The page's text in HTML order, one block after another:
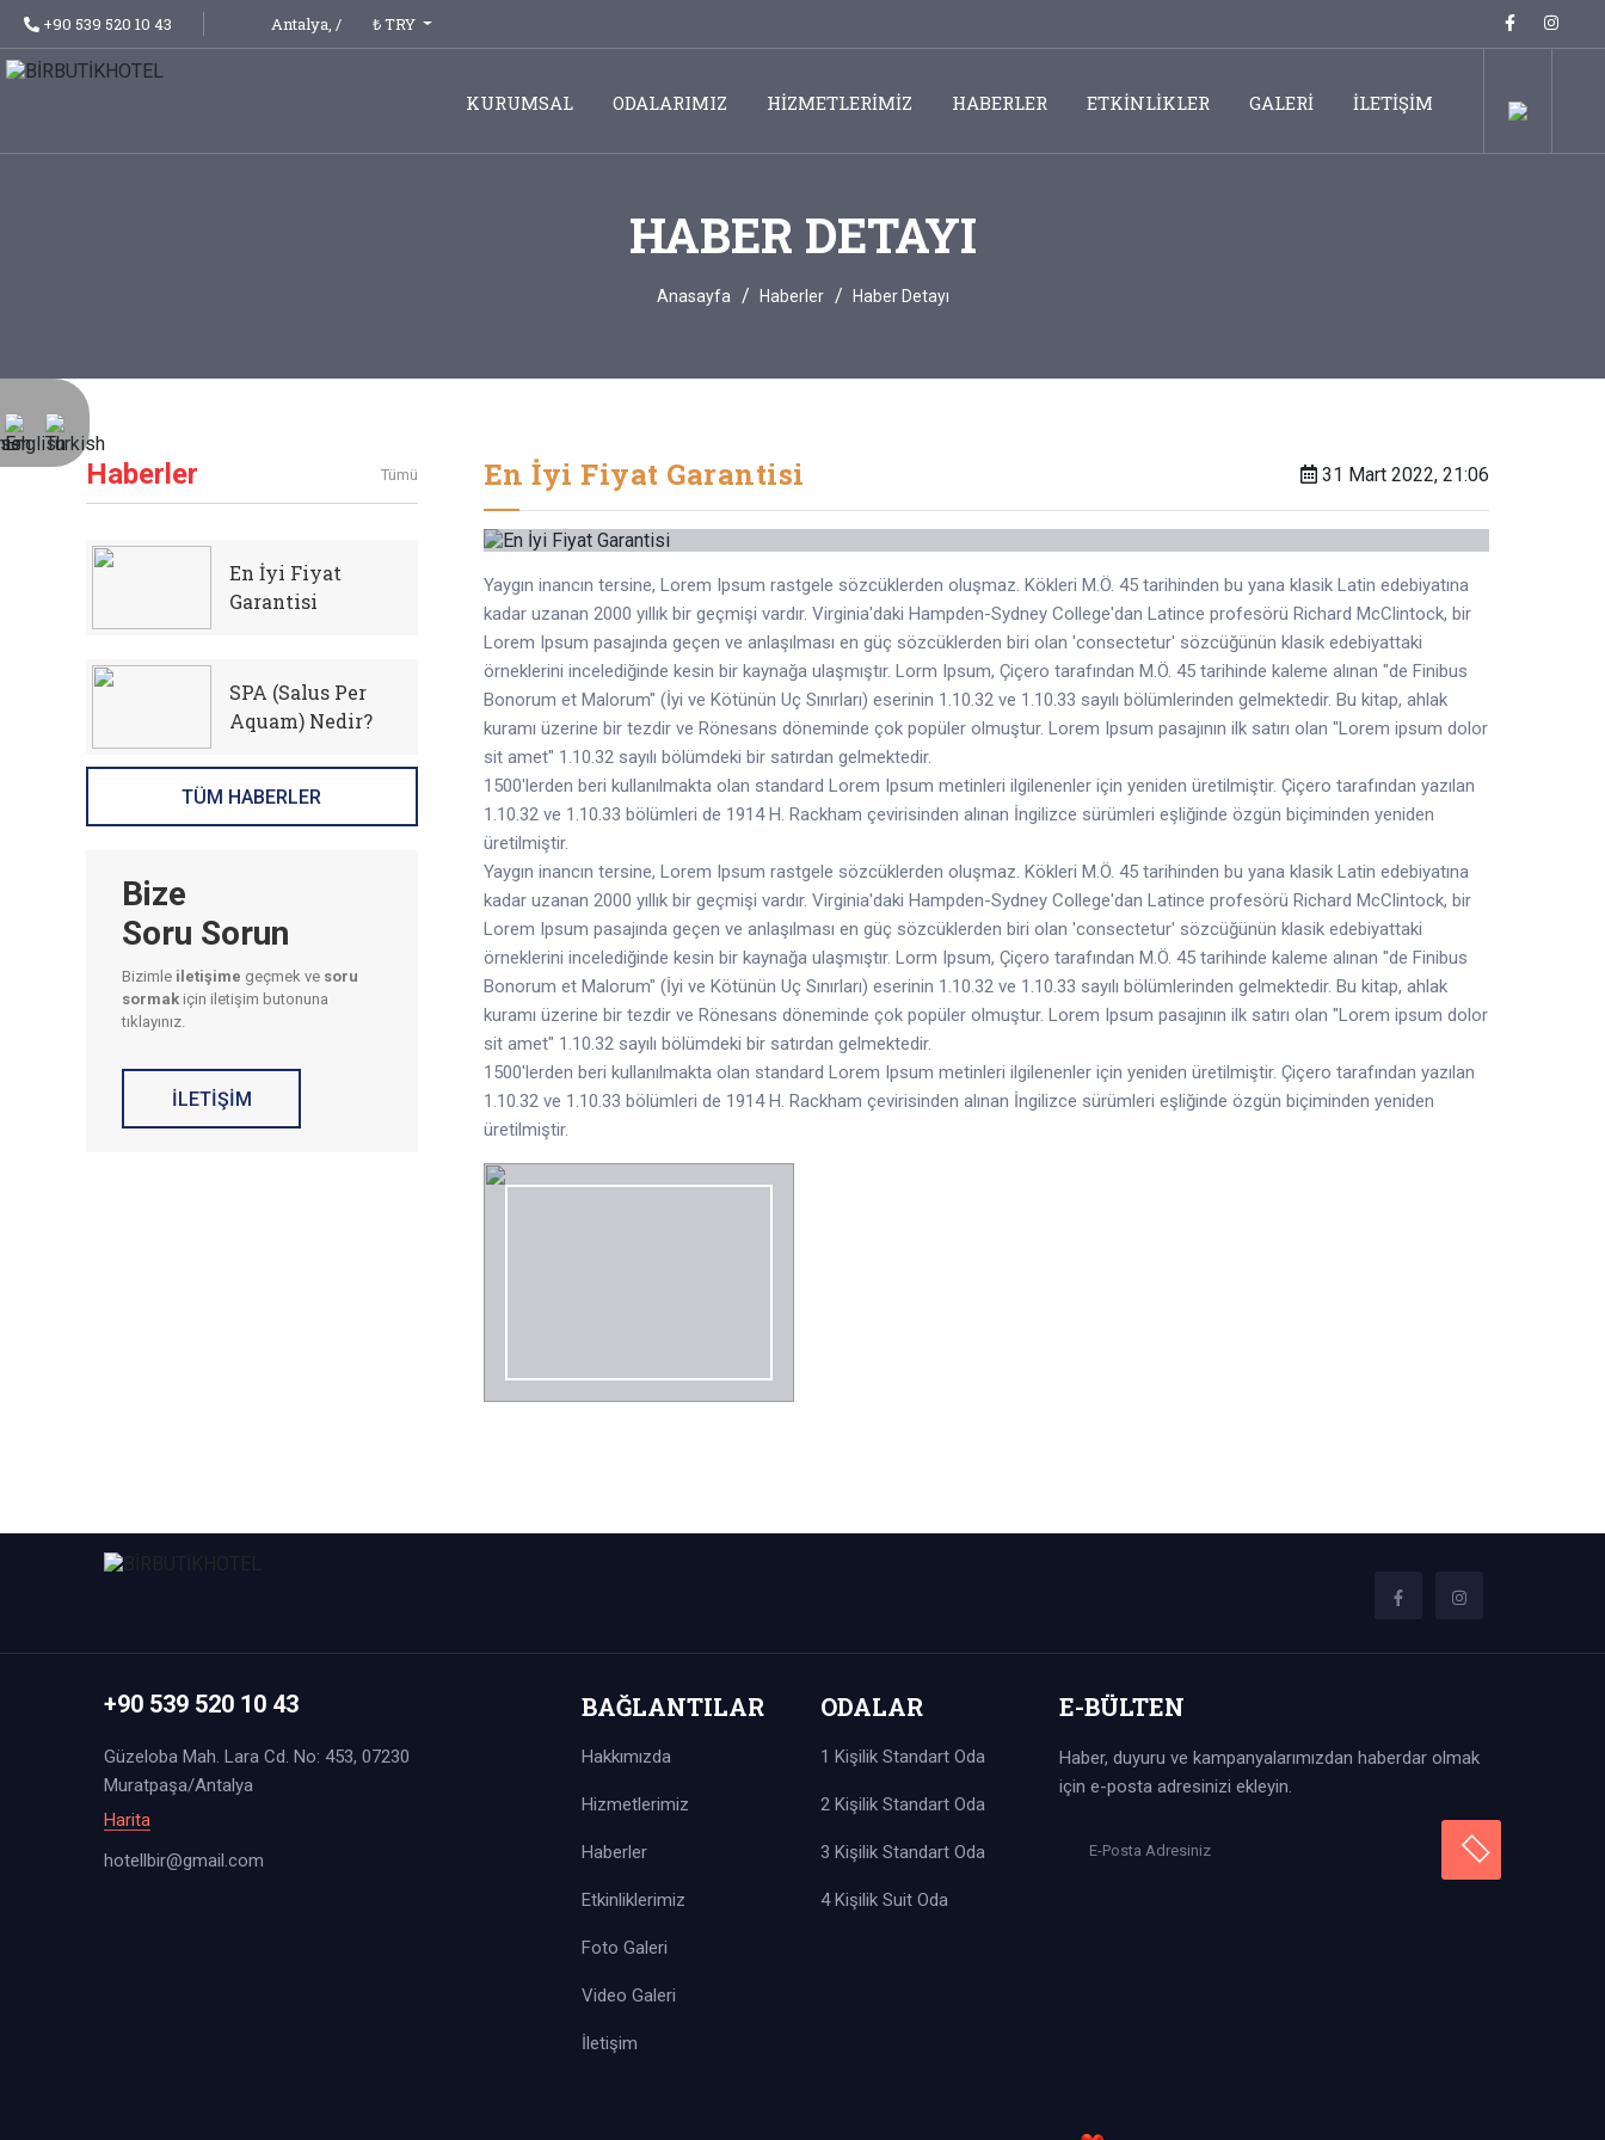
+90 539 520 10 43 Antalya, / ₺ TRY
KURUMSAL ODALARIMIZ HİZMETLERİMİZ HABERLER ETKİNLİKLER GALERİ İLETİŞİM
HABER DETAYI
Anasayfa Haberler Haber Detayı
Haberler Tümü
En İyi Fiyat
Garantisi
SPA (Salus Per
Aquam) Nedir?
TÜM HABERLER
Bize
Soru Sorun
Bizimle iletişime geçmek ve soru
sormak için iletişim butonuna
tıklayınız.
İLETİŞİM
En İyi Fiyat Garantisi 31 Mart 2022, 21:06
Yaygın inancın tersine, Lorem Ipsum rastgele sözcüklerden oluşmaz. Kökleri M.Ö. 45 tarihinden bu yana klasik Latin edebiyatına
kadar uzanan 2000 yıllık bir geçmişi vardır. Virginia'daki Hampden-Sydney College'dan Latince profesörü Richard McClintock, bir
Lorem Ipsum pasajında geçen ve anlaşılması en güç sözcüklerden biri olan 'consectetur' sözcüğünün klasik edebiyattaki
örneklerini incelediğinde kesin bir kaynağa ulaşmıştır. Lorm Ipsum, Çiçero tarafından M.Ö. 45 tarihinde kaleme alınan "de Finibus
Bonorum et Malorum" (İyi ve Kötünün Uç Sınırları) eserinin 1.10.32 ve 1.10.33 sayılı bölümlerinden gelmektedir. Bu kitap, ahlak
kuramı üzerine bir tezdir ve Rönesans döneminde çok popüler olmuştur. Lorem Ipsum pasajının ilk satırı olan "Lorem ipsum dolor
sit amet" 1.10.32 sayılı bölümdeki bir satırdan gelmektedir.
1500'lerden beri kullanılmakta olan standard Lorem Ipsum metinleri ilgilenenler için yeniden üretilmiştir. Çiçero tarafından yazılan
1.10.32 ve 1.10.33 bölümleri de 1914 H. Rackham çevirisinden alınan İngilizce sürümleri eşliğinde özgün biçiminden yeniden
üretilmiştir.
Yaygın inancın tersine, Lorem Ipsum rastgele sözcüklerden oluşmaz. Kökleri M.Ö. 45 tarihinden bu yana klasik Latin edebiyatına
kadar uzanan 2000 yıllık bir geçmişi vardır. Virginia'daki Hampden-Sydney College'dan Latince profesörü Richard McClintock, bir
Lorem Ipsum pasajında geçen ve anlaşılması en güç sözcüklerden biri olan 'consectetur' sözcüğünün klasik edebiyattaki
örneklerini incelediğinde kesin bir kaynağa ulaşmıştır. Lorm Ipsum, Çiçero tarafından M.Ö. 45 tarihinde kaleme alınan "de Finibus
Bonorum et Malorum" (İyi ve Kötünün Uç Sınırları) eserinin 1.10.32 ve 1.10.33 sayılı bölümlerinden gelmektedir. Bu kitap, ahlak
kuramı üzerine bir tezdir ve Rönesans döneminde çok popüler olmuştur. Lorem Ipsum pasajının ilk satırı olan "Lorem ipsum dolor
sit amet" 1.10.32 sayılı bölümdeki bir satırdan gelmektedir.
1500'lerden beri kullanılmakta olan standard Lorem Ipsum metinleri ilgilenenler için yeniden üretilmiştir. Çiçero tarafından yazılan
1.10.32 ve 1.10.33 bölümleri de 1914 H. Rackham çevirisinden alınan İngilizce sürümleri eşliğinde özgün biçiminden yeniden
üretilmiştir.
+90 539 520 10 43
Güzeloba Mah. Lara Cd. No: 453, 07230
Muratpaşa/Antalya
Harita
hotellbir@gmail.com
BAĞLANTILAR
Hakkımızda
Hizmetlerimiz
Haberler
Etkinliklerimiz
Foto Galeri
Video Galeri
İletişim
ODALAR
1 Kişilik Standart Oda
2 Kişilik Standart Oda
3 Kişilik Standart Oda
4 Kişilik Suit Oda
E-BÜLTEN
Haber, duyuru ve kampanyalarımızdan haberdar olmak
için e-posta adresinizi ekleyin.